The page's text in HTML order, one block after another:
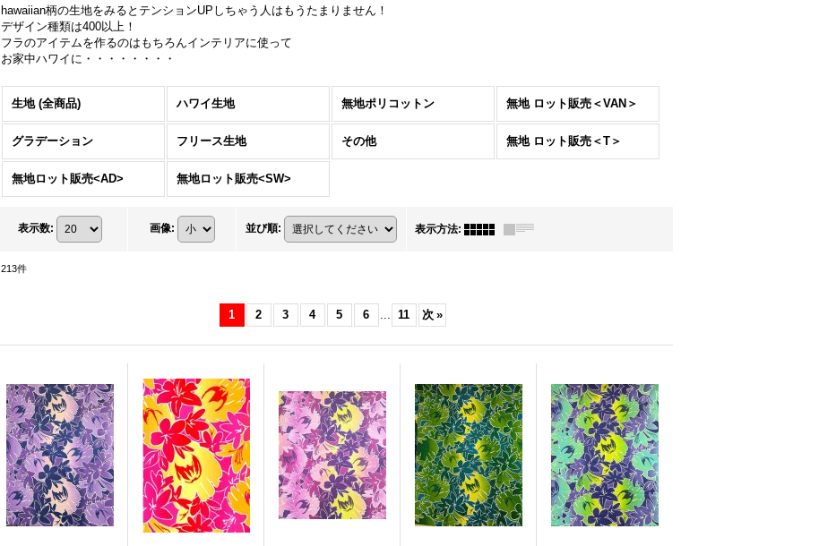
hawaiian柄の生地をみるとテンションUPしちゃう人はもうたまりません！
デザイン種類は400以上！
フラのアイテムを作るのはもちろんインテリアに使って
お家中ハワイに・・・・・・・・
生地 (全商品) ハワイ生地 無地ポリコットン 無地 ロット販売＜VAN＞
グラデーション フリース生地 その他 無地 ロット販売＜T＞
無地ロット販売<AD> 無地ロット販売<SW>
表示数: 画像: 並び順: 表示方法:
213件
1 2 3 4 5 6 ... 11 次 »